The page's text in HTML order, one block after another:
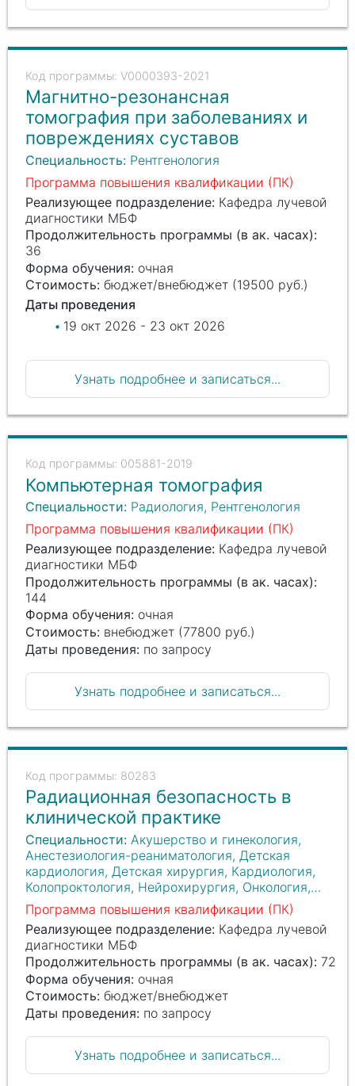
V0000393-2021
Магнитно-резонансная
томография при заболеваниях и
повреждениях суставов
Специальность: Рентгенология
Программа повышения квалификации (ПК)
Реализующее подразделение: Кафедра лучевой
диагностики МБФ
Продолжительность программы (в ак. часах):
36
Форма обучения: очная
Стоимость:бюджет/внебюджет (19500 руб.)
Даты проведения
19 окт 2026 - 23 окт 2026
Узнать подробнее и записаться...
005881-2019
Компьютерная томография
Специальности: Радиология, Рентгенология
Программа повышения квалификации (ПК)
Реализующее подразделение: Кафедра лучевой
диагностики МБФ
Продолжительность программы (в ак. часах):
144
Форма обучения: очная
Стоимость: внебюджет (77800 руб.)
Даты проведения: по запросу
Узнать подробнее и записаться...
80283
Радиационная безопасность в
клинической практике
Специальности:
Анестезиология-реаниматология, Детская
кардиология, Детская хирургия, Кардиология,
Колопроктология, Нейрохирургия, Онкология,
Оториноларингология, Радиология,
Рентгенология, Рентгенэндоваскулярные
диагностика и лечение, Сердечно-сосудистая
хирургия, Торакальная хирургия, Травматология
и ортопедия, Урология, Хирургия, Челюстно-
лицевая хирургия, Эндоскопия
Программа повышения квалификации (ПК)
Реализующее подразделение: Кафедра лучевой
диагностики МБФ
Продолжительность программы (в ак. часах): 72
Форма обучения: очная
Стоимость:бюджет/внебюджет
Даты проведения: по запросу
Узнать подробнее и записаться...